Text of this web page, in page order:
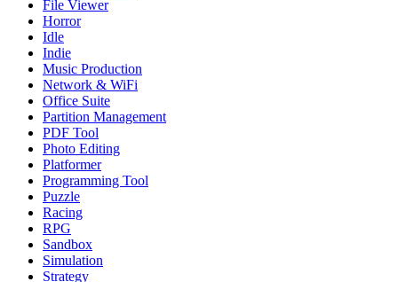
File Viewer
Horror
Idle
Indie
Music Production
Network & WiFi
Office Suite
Partition Management
PDF Tool
Photo Editing
Platformer
Programming Tool
Puzzle
Racing
RPG
Sandbox
Simulation
Strategy